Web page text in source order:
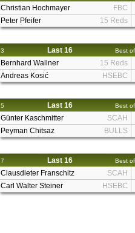
Christian Hochmayer
FBC
Peter Pfeifer
15 Reds
3 Last 16 Best
Bernhard Wallner
15 Reds
Andreas Kosić
HSEBC
5 Last 16 Best
Günter Kaschmitter
SCAH
Peyman Chitsaz
BULLS
7 Last 16 Best
Clausdieter Franschitz
SCAH
Carl Walter Steiner
HSEBC